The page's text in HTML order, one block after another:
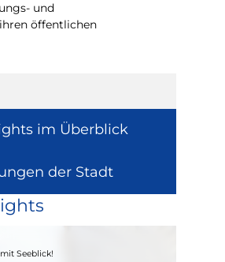
und
öffentlichen
im Überblick
der Stadt
Seeblick!